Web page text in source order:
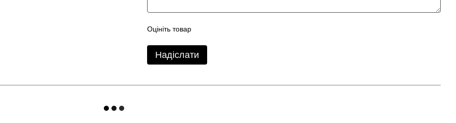
Оцініть товар
Надіслати